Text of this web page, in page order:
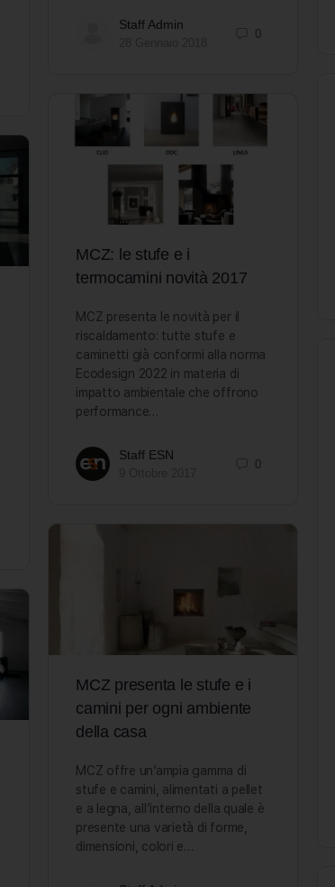
Staff Admin
0
MCZ: le stufe e i
termocamini novità 2017
MCZ presenta le novità per il
riscaldamento: tutte stufe e
caminetti già conformi alla norma
Ecodesign 2022 in materia di
impatto ambientale che offrono
performance…
Staff ESN
0
MCZ presenta le stufe e i
camini per ogni ambiente
della casa
MCZ offre un’ampia gamma di
stufe e camini, alimentati a pellet
e a legna, all’interno della quale è
presente una varietà di forme,
dimensioni, colori e…